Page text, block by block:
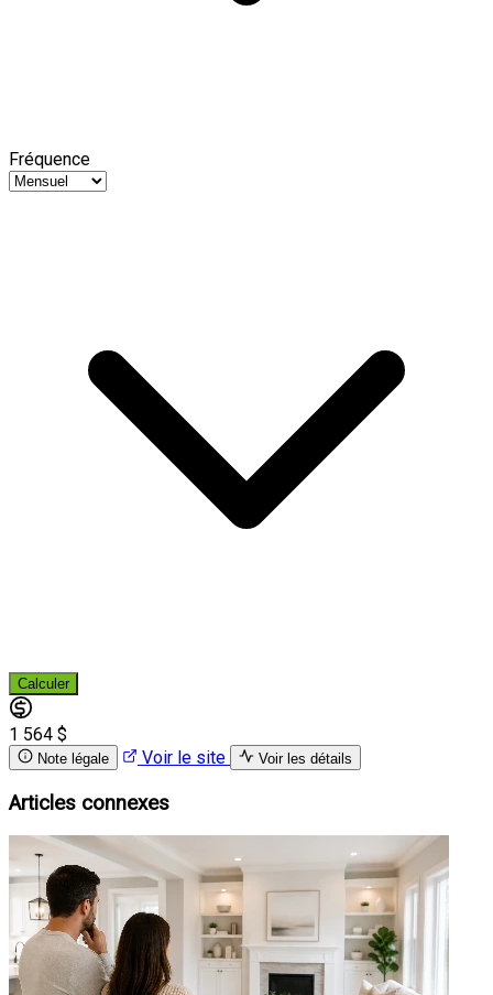
Fréquence
Calculer
1 564 $
Note légale Voir le site Voir les détails
Articles connexes